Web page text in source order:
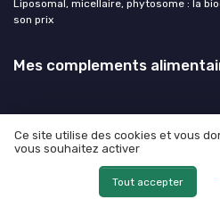
Liposomal, micellaire, phytosome : la
son prix
Mes complements
Mentions légales
© Mes complements
Ce site utilise des cookies et vous
vous souhaitez activer
Tout accepter